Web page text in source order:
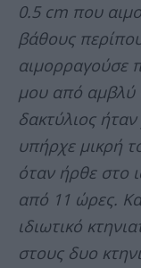
0.5 cm που
βάθους
αιμορραγούσε
μου από αμβλύ
δακτύλιος
υπήρχε μικρή
όταν ήρθε στο
από 11 ώρες.
ιδιωτικό
στους δυο